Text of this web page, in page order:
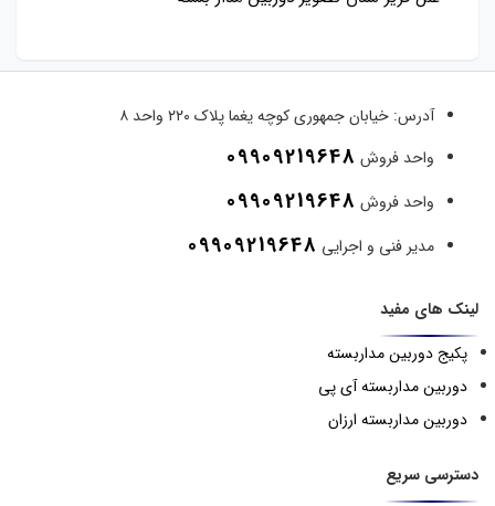
آدرس: خیابان جمهوری کوچه یغما پلاک ۲۲۰ واحد ۸
واحد فروش 09909219648
واحد فروش 09909219648
مدیر فنی و اجرایی 09909219648
لینک های مفید
پکیج دوربین مداربسته
دوربین مداربسته آی پی
دوربین مداربسته ارزان
دسترسی سریع